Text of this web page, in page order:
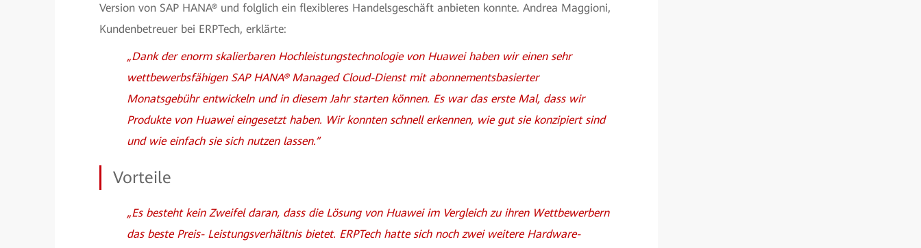
Version von SAP HANA® und folglich ein flexibleres Handelsgeschäft anbieten konnte. Andrea Maggioni,
Kundenbetreuer bei ERPTech, erklärte:
„Dank der enorm skalierbaren Hochleistungstechnologie von Huawei haben wir einen sehr
wettbewerbsfähigen SAP HANA® Managed Cloud-Dienst mit abonnementsbasierter
Monatsgebühr entwickeln und in diesem Jahr starten können. Es war das erste Mal, dass wir
Produkte von Huawei eingesetzt haben. Wir konnten schnell erkennen, wie gut sie konzipiert sind
und wie einfach sie sich nutzen lassen.”
Vorteile
„Es besteht kein Zweifel daran, dass die Lösung von Huawei im Vergleich zu ihren Wettbewerbern
das beste Preis- Leistungsverhältnis bietet. ERPTech hatte sich noch zwei weitere Hardware-